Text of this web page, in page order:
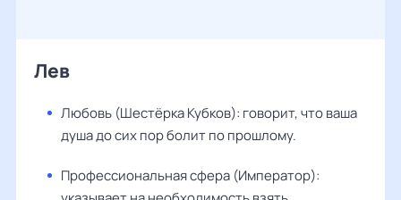
Лев
Любовь (Шестёрка Кубков): говорит, что ваша
душа до сих пор болит по прошлому.
Профессиональная сфера (Император):